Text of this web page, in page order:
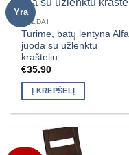
Yra
BALDAI
Turime, batų lentyna Alfa
juoda su užlenktu
krašteliu
€35.90
Į KREPŠELĮ